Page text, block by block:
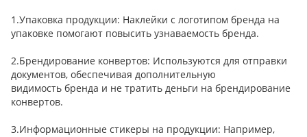
1.Упаковка продукции: Наклейки с логотипом бренда на
упаковке помогают повысить узнаваемость бренда.
2.Брендирование конвертов: Используются для отправки
документов, обеспечивая дополнительную
видимость бренда и не тратить деньги на брендирование
конвертов.
3.Информационные стикеры на продукции: Например,